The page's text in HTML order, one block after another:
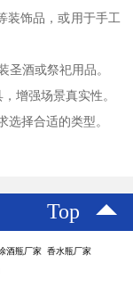
装饰品，或用于手工
圣酒或祭祀用品。
增强场景真实性。
择合适的类型。
Top
酒瓶厂家 香水瓶厂家